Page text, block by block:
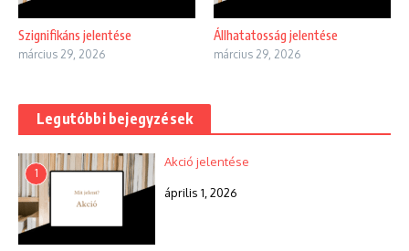
Szignifikáns jelentése
március 29, 2026
Állhatatosság jelentése
március 29, 2026
Legutóbbi bejegyzések
1
Akció jelentése
április 1, 2026